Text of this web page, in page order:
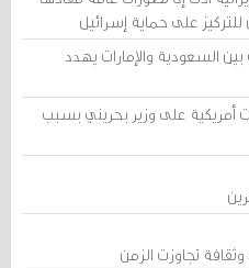
للتركيز على حماية إسرائيل
السعودية والإمارات يهدد
على وزير بحريني بسبب
تجاوزت الزمن